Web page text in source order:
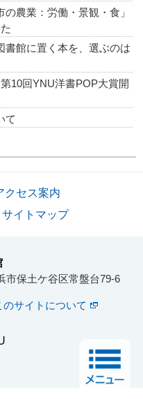
農業：労働・景観・食」
書館に置く本を、選ぶのは
10回YNU洋書POP大賞開
て
クセス案内
サイトマップ
保土ケ谷区常盤台79-6
のサイトについて